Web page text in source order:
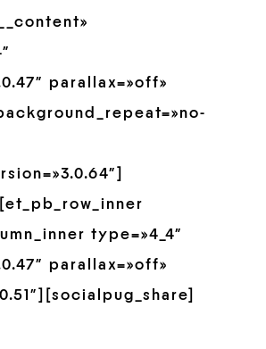
parallax=»off»
type=»4_4″
parallax=»off»